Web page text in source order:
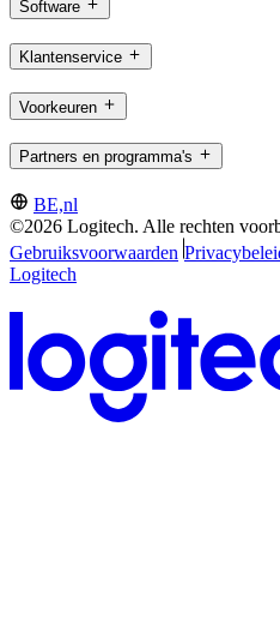
Software
Klantenservice
Voorkeuren
Partners en programma's
BE,nl
©2026 Logitech. Alle rechten
Gebruiksvoorwaarden
Logitech